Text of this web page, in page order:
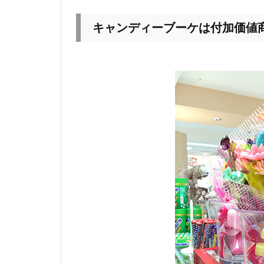
キャンディーブーケは付加価値